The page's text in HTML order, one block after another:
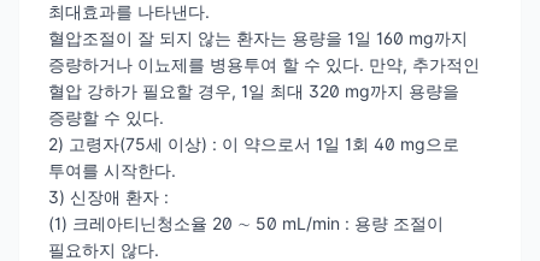
최대효과를 나타낸다.
혈압조절이 잘 되지 않는 환자는 용량을 1일 160 mg까지
증량하거나 이뇨제를 병용투여 할 수 있다. 만약, 추가적인
혈압 강하가 필요할 경우, 1일 최대 320 mg까지 용량을
증량할 수 있다.
2) 고령자(75세 이상) : 이 약으로서 1일 1회 40 mg으로
투여를 시작한다.
3) 신장애 환자 :
(1) 크레아티닌청소율 20 ∼ 50 mL/min : 용량 조절이
필요하지 않다.